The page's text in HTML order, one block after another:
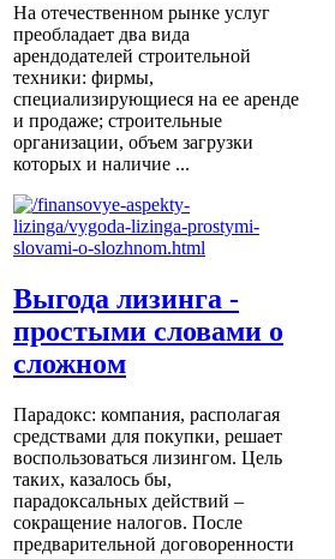
На отечественном рынке услуг
преобладает два вида
арендодателей строительной
техники: фирмы,
специализирующиеся на ее аренде
и продаже; строительные
организации, объем загрузки
которых и наличие ...
Выгода лизинга -
простыми словами о
сложном
Парадокс: компания, располагая
средствами для покупки, решает
воспользоваться лизингом. Цель
таких, казалось бы,
парадоксальных действий –
сокращение налогов. После
предварительной договоренности